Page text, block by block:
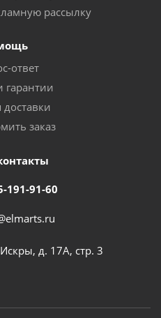
рассылку
ответ
гарантии
заказ
191-91-60
д. 17А, стр. 3